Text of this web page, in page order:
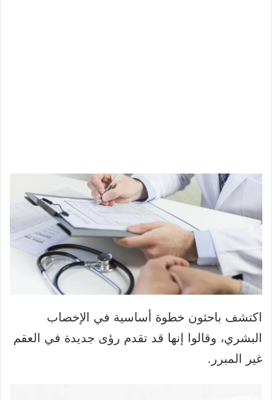
اكتشف باحثون خطوة أساسية في الإخصاب
البشري، وقالوا إنها قد تقدم رؤى جديدة في العقم
غير المبرر.